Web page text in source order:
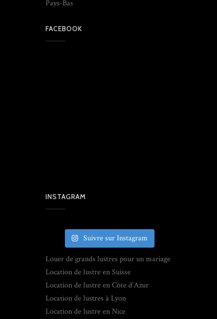
Pays-Bas
FACEBOOK
INSTAGRAM
Suivre sur Instagram
Louer de grands lustres pour un mariage
Location de lustre en Suisse
Location de lustre en Côte d’Azur
Location de lustres à Lyon
Location de lustre en Nice